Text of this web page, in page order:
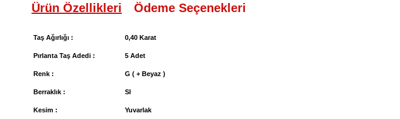
Ürün Özellikleri Ödeme Seçenekleri
Taş Ağırlığı : 0,40 Karat
Pırlanta Taş Adedi : 5 Adet
Renk : G ( + Beyaz )
Berraklık : SI
Kesim : Yuvarlak